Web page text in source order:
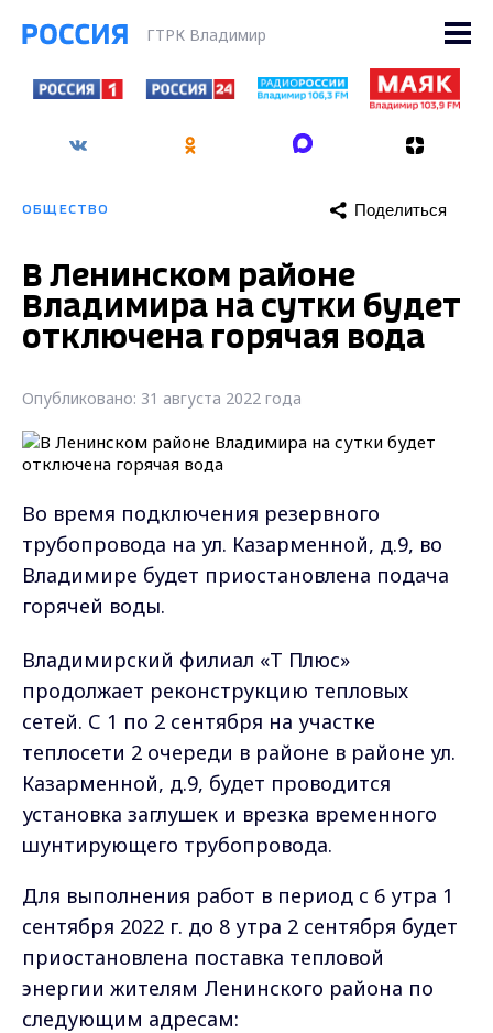
ГТРК Владимир
ОБЩЕСТВО Поделиться
В Ленинском районе
Владимира на сутки будет
отключена горячая вода
Опубликовано: 31 августа 2022 года
Во время подключения резервного
трубопровода на ул. Казарменной, д.9, во
Владимире будет приостановлена подача
горячей воды.
Владимирский филиал «Т Плюс»
продолжает реконструкцию тепловых
сетей. С 1 по 2 сентября на участке
теплосети 2 очереди в районе в районе ул.
Казарменной, д.9, будет проводится
установка заглушек и врезка временного
шунтирующего трубопровода.
Для выполнения работ в период с 6 утра 1
сентября 2022 г. до 8 утра 2 сентября будет
приостановлена поставка тепловой
энергии жителям Ленинского района по
следующим адресам: